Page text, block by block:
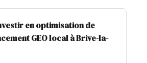
en optimisation de
GEO local à Brive-la-